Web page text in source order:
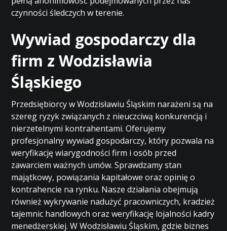
czynności śledczych w terenie.
Wywiad gospodarczy dla
firm z Wodzisławia
Śląskiego
Przedsiębiorcy w Wodzisławiu Śląskim narażeni są na
szereg ryzyk związanych z nieuczciwą konkurencją i
nierzetelnymi kontrahentami. Oferujemy
profesjonalny wywiad gospodarczy, który pozwala na
weryfikację wiarygodności firm i osób przed
zawarciem ważnych umów. Sprawdzamy stan
majątkowy, powiązania kapitałowe oraz opinię o
kontrahencie na rynku. Nasze działania obejmują
również wykrywanie nadużyć pracowniczych, kradzież
tajemnic handlowych oraz weryfikację lojalności kadry
menedżerskiej. W Wodzisławiu Śląskim, gdzie biznes